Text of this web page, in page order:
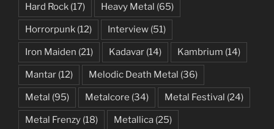
Hard Rock (17) Heavy Metal (65)
Horrorpunk (12) Interview (51)
Iron Maiden (21) Kadavar (14) Kambrium (14)
Mantar (12) Melodic Death Metal (36)
Metal (95) Metalcore (34) Metal Festival (24)
Metal Frenzy (18) Metallica (25)